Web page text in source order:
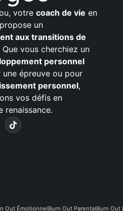
votre coach de vie en
un
aux transitions de
Que vous cherchiez un
personnel
épreuve ou pour
personnel,
vos défis en
renaissance.
Out ÉmotionnelBurn Out ParentalBurn Out